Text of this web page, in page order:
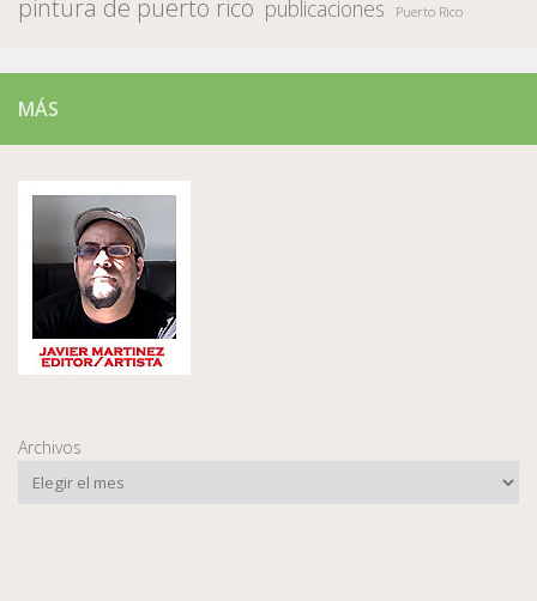
pintura de puerto rico publicaciones Puerto Rico
MÁS
Archivos